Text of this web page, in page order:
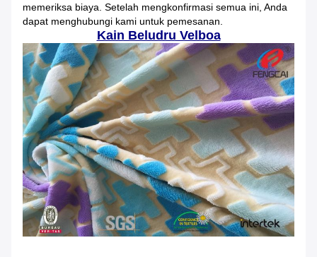
memeriksa biaya. Setelah mengkonfirmasi semua ini, Anda
dapat menghubungi kami untuk pemesanan.
Kain Beludru Velboa